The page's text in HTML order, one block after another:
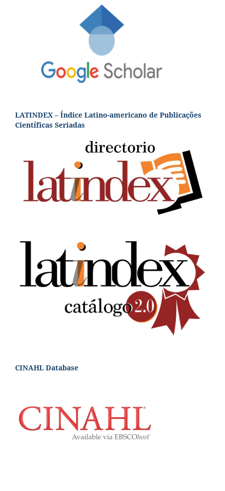
LATINDEX – Índice Latino-americano de Publicações
Científicas Seriadas
CINAHL Database